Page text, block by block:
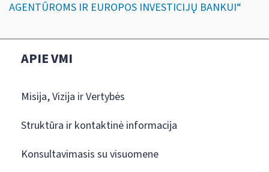
AGENTŪROMS IR EUROPOS INVESTICIJŲ BANKUI“
APIE VMI
Misija, Vizija ir Vertybės
Struktūra ir kontaktinė informacija
Konsultavimasis su visuomene